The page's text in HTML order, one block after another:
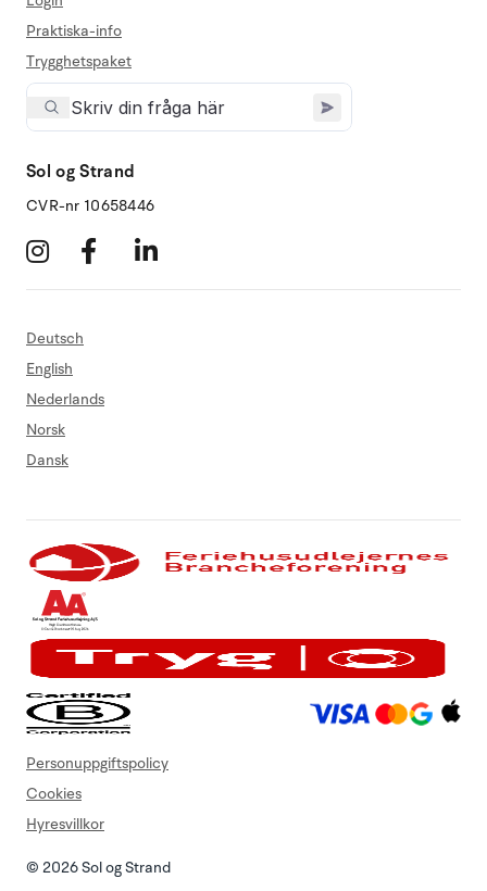
Praktiska-info
Trygghetspaket
Sol og Strand
CVR-nr 10658446
Deutsch
English
Nederlands
Norsk
Dansk
© 2026 Sol og Strand
Personuppgiftspolicy
Cookies
Hyresvillkor